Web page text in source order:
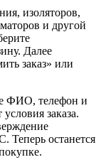
изоляторов,
и другой
Далее
заказ» или
ФИО, телефон и
заказа.
Теперь останется